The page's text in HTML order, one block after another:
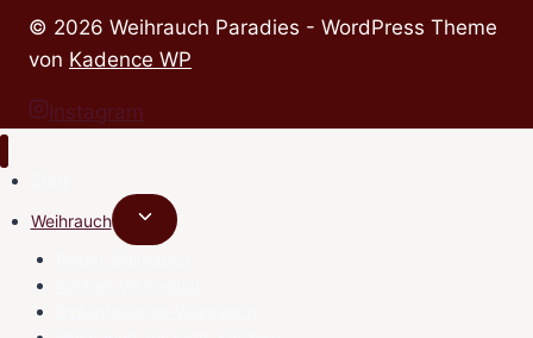
© 2026 Weihrauch Paradies - WordPress Theme
von Kadence WP
Instagram
Weihrauch
Untermenü
umschalten